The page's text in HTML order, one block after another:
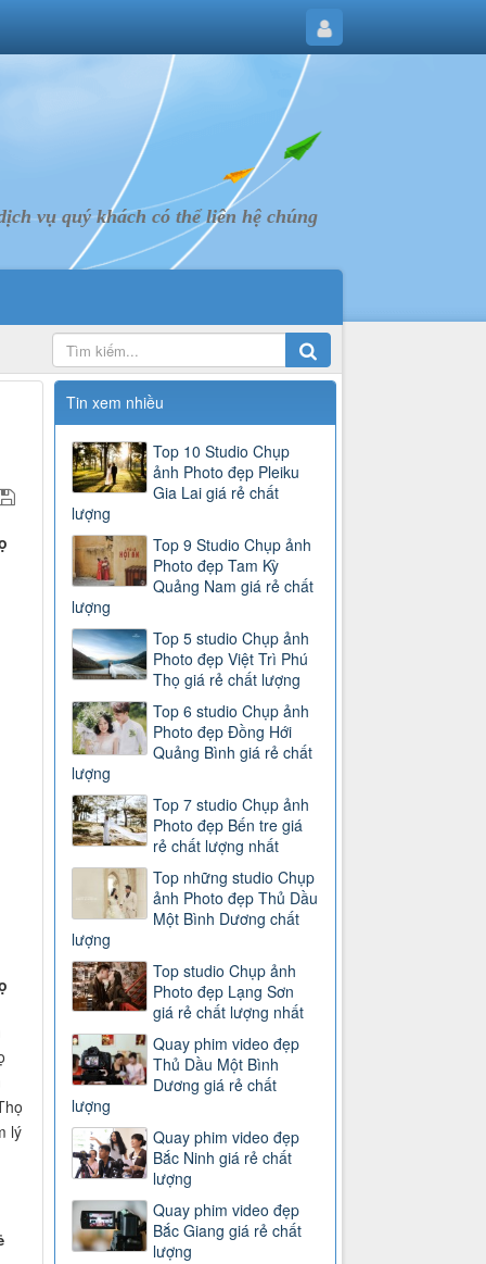
vụ quý khách có thể liên hệ chúng
lý
Tin xem nhiều
Top 10 Studio Chụp
ảnh Photo đẹp Pleiku
Gia Lai giá rẻ chất
lượng
Top 9 Studio Chụp ảnh
Photo đẹp Tam Kỳ
Quảng Nam giá rẻ chất
lượng
Top 5 studio Chụp ảnh
Photo đẹp Việt Trì Phú
Thọ giá rẻ chất lượng
Top 6 studio Chụp ảnh
Photo đẹp Đồng Hới
Quảng Bình giá rẻ chất
lượng
Top 7 studio Chụp ảnh
Photo đẹp Bến tre giá
rẻ chất lượng nhất
Top những studio Chụp
ảnh Photo đẹp Thủ Dầu
Một Bình Dương chất
lượng
Top studio Chụp ảnh
Photo đẹp Lạng Sơn
giá rẻ chất lượng nhất
Quay phim video đẹp
Thủ Dầu Một Bình
Dương giá rẻ chất
lượng
Quay phim video đẹp
Bắc Ninh giá rẻ chất
lượng
Quay phim video đẹp
Bắc Giang giá rẻ chất
lượng